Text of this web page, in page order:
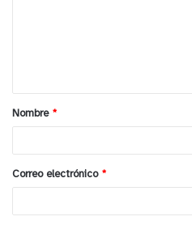
a
r
*
Nombre *
Correo electrónico *